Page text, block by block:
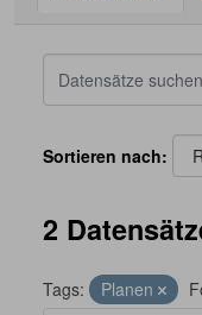
Sortieren nach
2
Tags: Planen